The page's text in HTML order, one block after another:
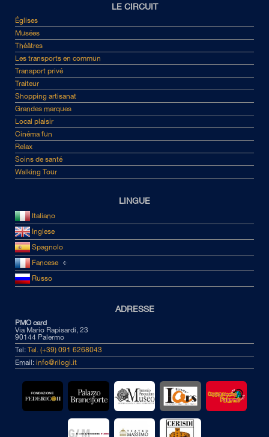
LE CIRCUIT
Églises
Musées
Théâtres
Les transports en commun
Transport privé
Traiteur
Shopping artisanat
Grandes marques
Local plaisir
Cinéma fun
Relax
Soins de santé
Walking Tour
LINGUE
Italiano
Inglese
Spagnolo
Fancese
Russo
ADRESSE
PMO card
Via Mario Rapisardi, 23
90144 Palermo
Tel: Tel. (+39) 091 6268043
Email: info@rilogi.it